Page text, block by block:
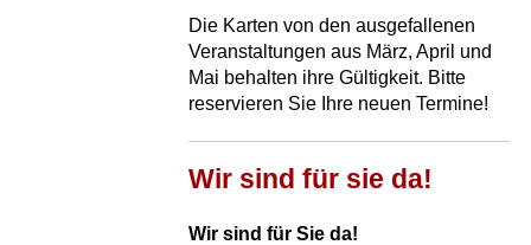
Die Karten von den ausgefallenen
Veranstaltungen aus März, April und
Mai behalten ihre Gültigkeit. Bitte
reservieren Sie Ihre neuen Termine!
Wir sind für sie da!
Wir sind für Sie da!